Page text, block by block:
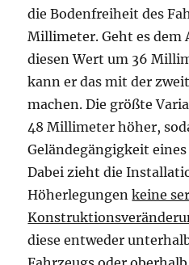
die Bodenfreiheit des
Millimeter. Geht es dem
diesen Wert um 36
kann er das mit der
machen. Die größte
48 Millimeter höher,
Geländegängigkeit
Dabei zieht die
Höherlegungenkeine
diese entweder